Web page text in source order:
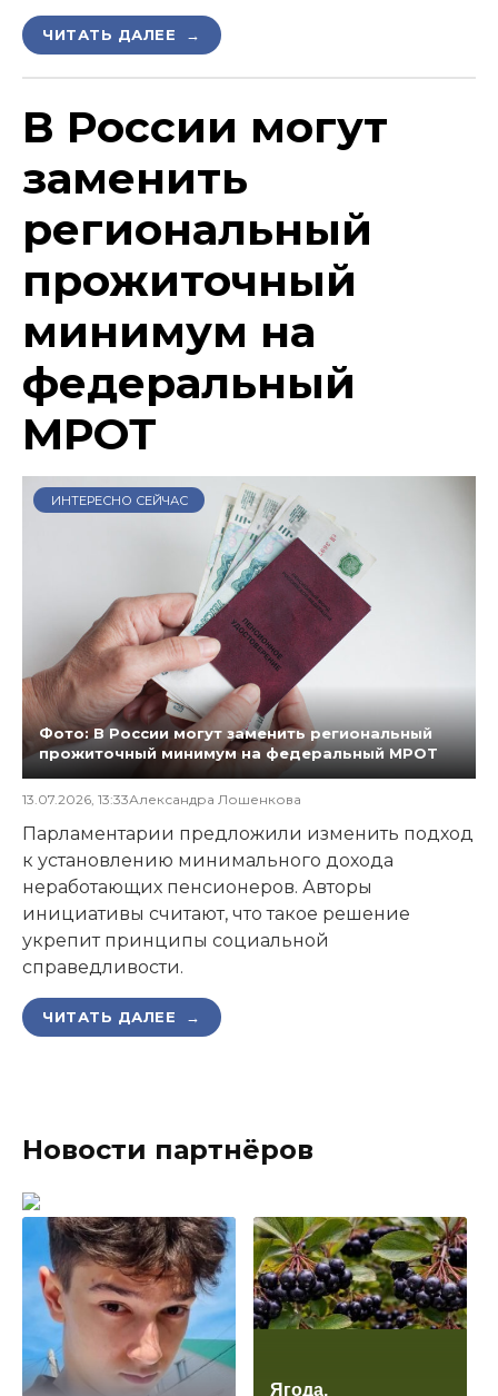
ЧИТАТЬ ДАЛЕЕ →
В России могут
заменить
региональный
прожиточный
минимум на
федеральный
МРОТ
ИНТЕРЕСНО СЕЙЧАС
Фото: В России могут заменить региональный
прожиточный минимум на федеральный МРОТ
13.07.2026, 13:33Александра Лошенкова
Парламентарии предложили изменить подход
к установлению минимального дохода
неработающих пенсионеров. Авторы
инициативы считают, что такое решение
укрепит принципы социальной
справедливости.
ЧИТАТЬ ДАЛЕЕ →
Новости партнёров
Ягода,